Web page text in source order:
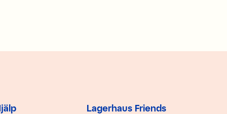
Lagerhaus Friends